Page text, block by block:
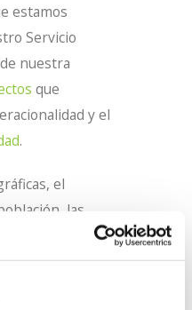
estamos
Servicio
nuestra
que
y el
.
el
las
generaciones
junto con